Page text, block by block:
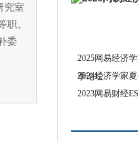
究室
职。
委
2025网易经济
季论坛
2024经济学家
2023网易财经